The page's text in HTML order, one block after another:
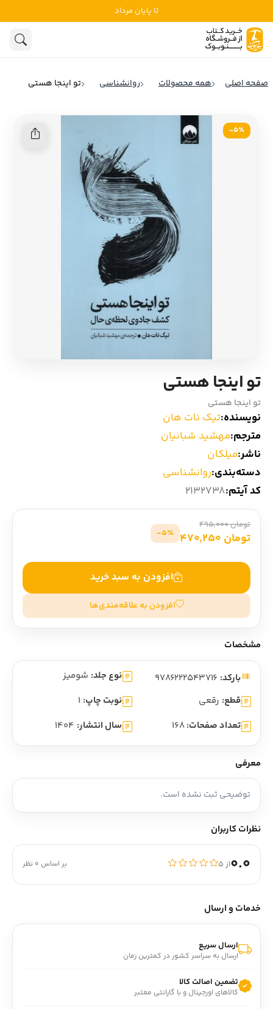
تا پایان مرداد
ادبیات
تاریخ و سیاست
ادبیات انگلیس
ادبیات ایتالیا
ادبیات روسیه
ادبیات آمریکای لاتین
ادبیات آلمان
ادبیات ترکیه
ادبیات آسیا
داستان کوتاه
شعر و متون کهن
صفحه اصلی همه محصولات روانشناسی تو اینجا هستی
5٪-
تو اینجا هستی
تو اینجا هستی
نویسنده:تیک نات هان
مترجم:مهشید شبانیان
ناشر:میلکان
دسته‌بندی:روانشناسی
کد آیتم:2132738
تومان 495,000
تومان 470,250 5٪-
افزودن به سبد خرید
افزودن به علاقه‌مندی‌ها
مشخصات
بارکد: نوع جلد: شومیز
قطع: رقعی نوبت چاپ: 1
تعداد صفحات: 168 سال انتشار: 1404
معرفی
توضیحی ثبت نشده است.
نظرات کاربران
0.0از ۵ بر اساس 0 نظر
خدمات و ارسال
ارسال سریع
ارسال به سراسر کشور در کمترین زمان
تضمین اصالت کالا
کالاهای اورجینال و با گارانتی معتبر